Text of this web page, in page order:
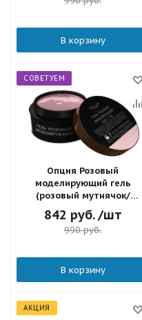
В корзину
СОВЕТУЕМ
Опция Розовый
моделирующий гель
(розовый мутнячок/
молочно-розовый) средней
вязкости 50 мл.
842 руб. /шт
990руб.
В корзину
АКЦИЯ